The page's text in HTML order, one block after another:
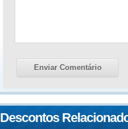
Descontos